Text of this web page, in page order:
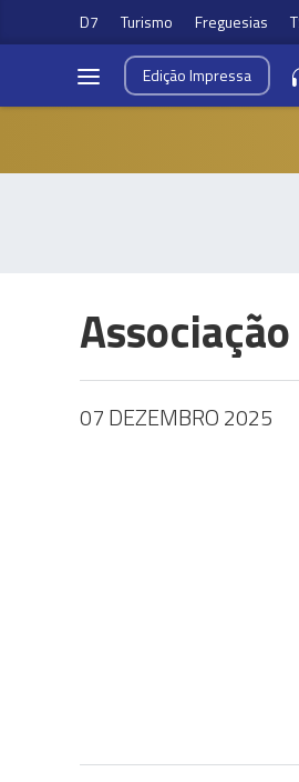
D7 Turismo Freguesias
EdiçãoImpressa
07 DEZEMBRO 2025